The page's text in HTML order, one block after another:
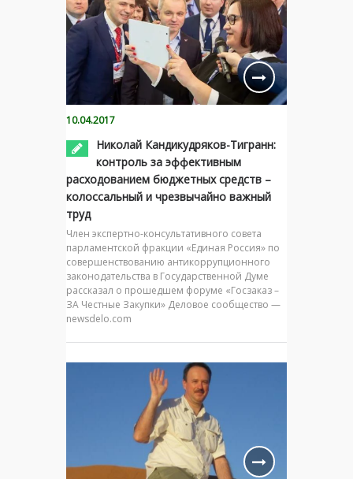
10.04.2017
Николай Кандикудряков-Тигранн:
контроль за эффективным
расходованием бюджетных средств –
колоссальный и чрезвычайно важный
труд
Член экспертно-консультативного совета
парламентской фракции «Единая Россия» по
совершенствованию антикоррупционного
законодательства в Государственной Думе
рассказал о прошедшем форуме «Госзаказ –
ЗА Честные Закупки» Деловое сообщество —
newsdelo.com